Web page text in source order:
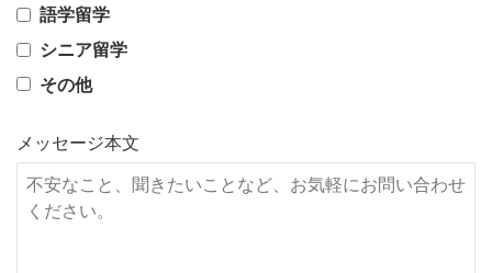
語学留学
シニア留学
その他
メッセージ本文